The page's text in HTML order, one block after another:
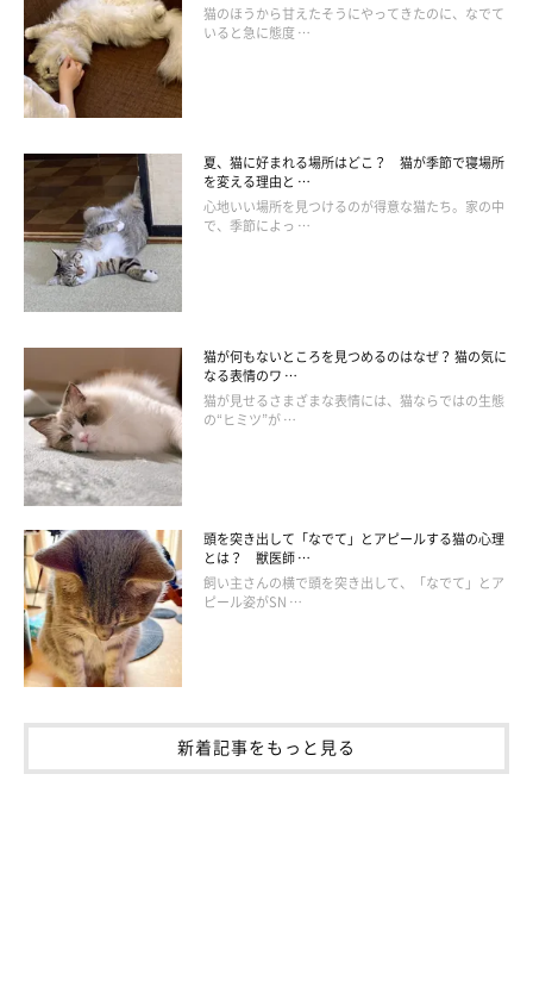
愛猫が血便をしたら慌ててしまうかもしれませんが、まずはウン
チの状態を冷静に観察しましょう。
鮮やかな赤色の場合や液体状の場合は、すぐに動物病院に連れて
行きましょう。できれば密閉できる容器にウンチを入れて、獣医
師の先生に見せられるようにするといいですよ。
ふつうのウンチの周りに血液が付着しているだけであれば、緊急
性はそれほど高くないことが多いです。しかし一見そのように見
えても悪性腫瘍ができている場合もある
愛猫がぐったりしている、血便が続くといった場合も、動物病院
で診てもらってください。
猫のほうから甘えたそうにやってきたのに、なでて
いると急に態度 …
夏、猫に好まれる場所はどこ？ 猫が季節で寝場所
を変える理由と …
心地いい場所を見つけるのが得意な猫たち。家の中
で、季節によっ …
猫が何もないところを見つめるのはなぜ？ 猫の気に
なる表情のワ …
猫が見せるさまざまな表情には、猫ならではの生態
の“ヒミツ”が …
頭を突き出して「なでて」とアピールする猫の心理
とは？ 獣医師 …
飼い主さんの横で頭を突き出して、「なでて」とア
ピール姿がSN …
新着記事をもっと見る